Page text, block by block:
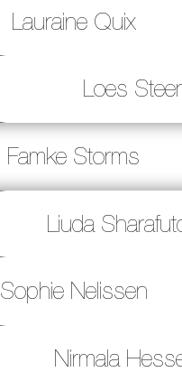
Lauraine Quix
Loes
Famke Storms
Liuda
Sophie Nelissen
Nirmala